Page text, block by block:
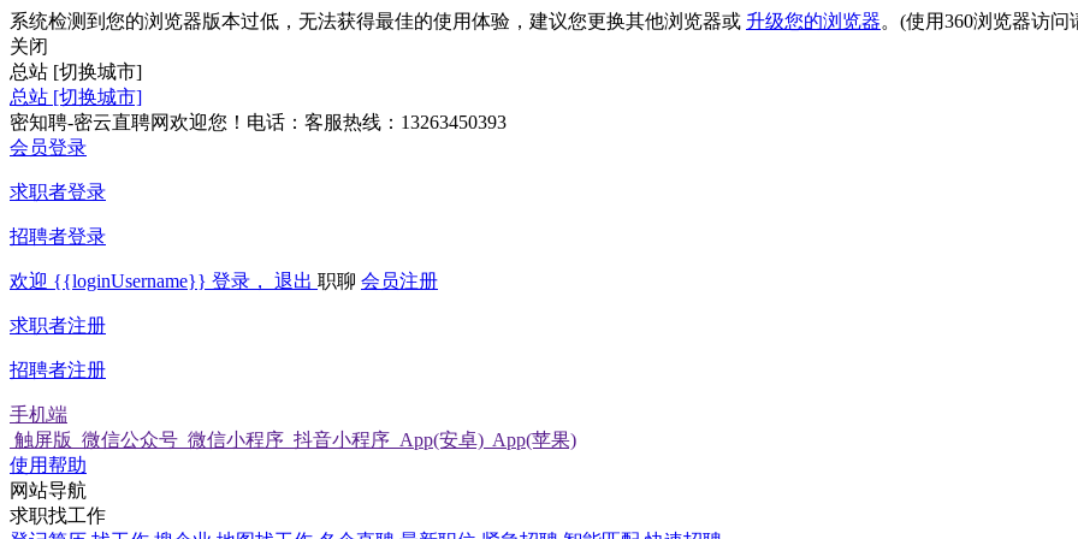
系统检测到您的浏览器版本过低，无法获得最佳的使用体验，建议您更换其他浏览器或 升级您的浏览器。(使用360浏览器访
关闭
总站 [切换城市]
总站 [切换城市]
密知聘-密云直聘网欢迎您！电话：客服热线：13263450393
会员登录
求职者登录
招聘者登录
欢迎 {{loginUsername}} 登录， 退出 职聊 会员注册
求职者注册
招聘者注册
手机端
触屏版 微信公众号 微信小程序 抖音小程序 App(安卓) App(苹果)
使用帮助
网站导航
求职找工作